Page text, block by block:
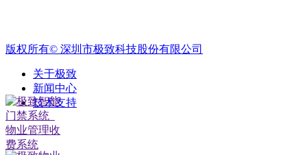
管
ꁹ
租
赁
管
理
ꁹ
理功能，另一方面，智能化管理可以大大优化物业团队的管理结
ꄴ前一个：
ꄲ后一个：
版权所有© 深圳市极致科技股份有限公司
关于极致
新闻中心
技术支持